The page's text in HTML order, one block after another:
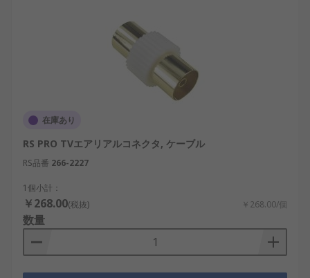
在庫あり
RS PRO TVエアリアルコネクタ, ケーブル
RS品番 266-2227
1個小計：
￥268.00(税抜) ￥268.00/個
数量